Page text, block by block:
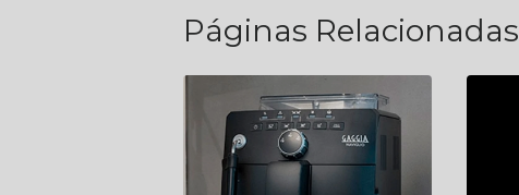
Páginas Relacionadas